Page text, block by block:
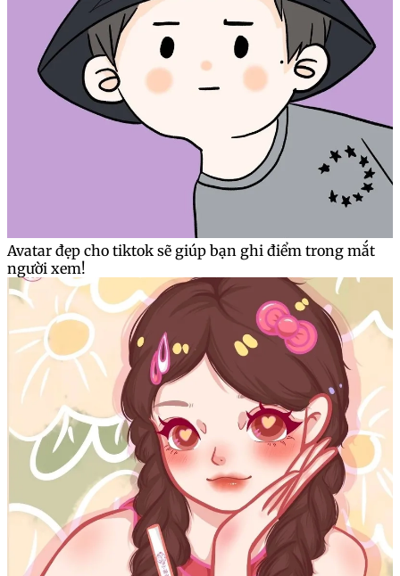
Avatar đẹp cho tiktok sẽ giúp bạn ghi điểm trong mắt
người xem!